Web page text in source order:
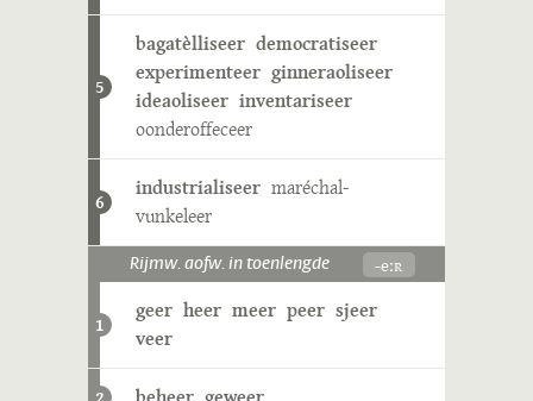
5
bagatèlliseer democratiseer
experimenteer ginneraoliseer
ideaoliseer inventariseer
oonderoffeceer
6
industrialiseer maréchal-
vunkeleer
Rijmw. aofw. in toenlengde -eːʀ
1
geer heer meer peer sjeer
veer